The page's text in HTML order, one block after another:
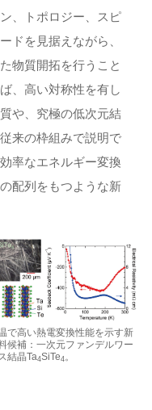
、トポロジー、スピ
ドを見据えながら、
物質開拓を行うこと
、高い対称性を有し
や、究極の低次元結
来の枠組みで説明で
率なエネルギー変換
配列をもつような新
で高い熱電変換性能を示す新
候補：一次元ファンデルワー
結晶Ta4SiTe4。